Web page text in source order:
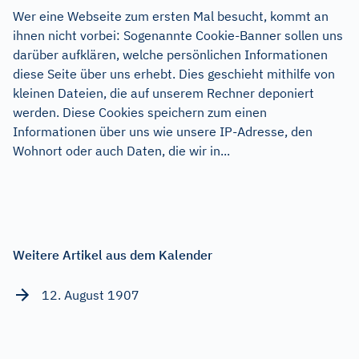
Wer eine Webseite zum ersten Mal besucht, kommt an
ihnen nicht vorbei: Sogenannte Cookie-Banner sollen uns
darüber aufklären, welche persönlichen Informationen
diese Seite über uns erhebt. Dies geschieht mithilfe von
kleinen Dateien, die auf unserem Rechner deponiert
werden. Diese Cookies speichern zum einen
Informationen über uns wie unsere IP-Adresse, den
Wohnort oder auch Daten, die wir in...
Weitere Artikel aus dem Kalender
12. August 1907